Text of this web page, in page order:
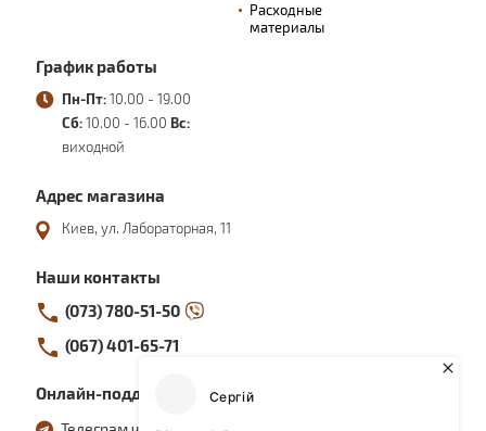
Расходные
материалы
График работы
Пн-Пт: 10.00 - 19.00
Сб: 10.00 - 16.00 Вс:
виходной
Адрес магазина
Киев, ул. Лабораторная, 11
Наши контакты
(073) 780-51-50
(067) 401-65-71
Онлайн-поддержка